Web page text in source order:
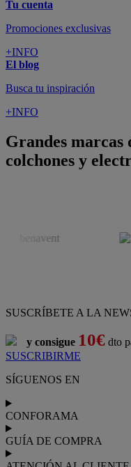
Tu cuenta
Promociones exclusivas
+INFO
El blog
Busca tu inspiración
+INFO
Grandes marcas
colchones y
SUSCRÍBETE A LA
y consigue 10€ dto
SUSCRIBIRME
SÍGUENOS EN
CONFORAMA
GUÍA DE COMPRA